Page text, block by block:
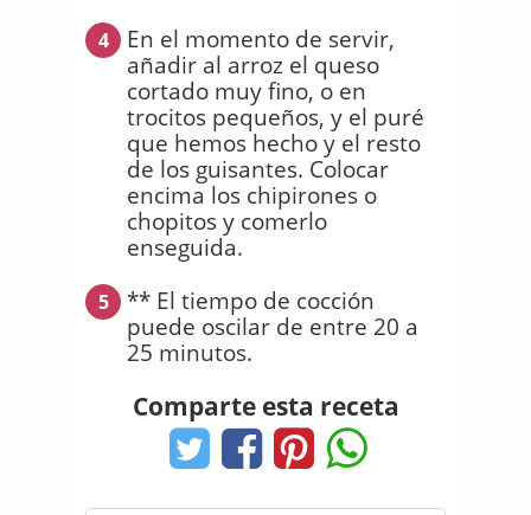
4
En el momento de servir,
añadir al arroz el queso
cortado muy fino, o en
trocitos pequeños, y el puré
que hemos hecho y el resto
de los guisantes. Colocar
encima los chipirones o
chopitos y comerlo
enseguida.
5
** El tiempo de cocción
puede oscilar de entre 20 a
25 minutos.
Comparte esta receta